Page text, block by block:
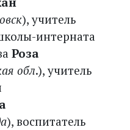
), учитель
интерната
Роза
обл.), учитель
), воспитатель